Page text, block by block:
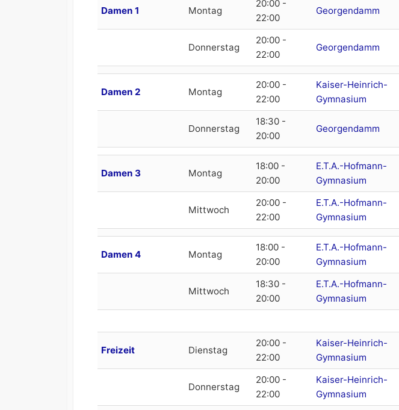
Damen 1
Montag
20:00 -
22:00
Georgendamm
Donnerstag
20:00 -
22:00
Georgendamm
Damen 2 Montag
20:00 -
22:00
Kaiser-Heinrich-
Gymnasium
Donnerstag
18:30 -
20:00
Georgendamm
Damen 3 Montag
18:00 -
20:00
E.T.A.-Hofmann-
Gymnasium
Mittwoch
20:00 -
22:00
E.T.A.-Hofmann-
Gymnasium
Damen 4 Montag
18:00 -
20:00
E.T.A.-Hofmann-
Gymnasium
Mittwoch
18:30 -
20:00
E.T.A.-Hofmann-
Gymnasium
Freizeit Dienstag
20:00 -
22:00
Kaiser-Heinrich-
Gymnasium
Donnerstag
20:00 -
22:00
Kaiser-Heinrich-
Gymnasium